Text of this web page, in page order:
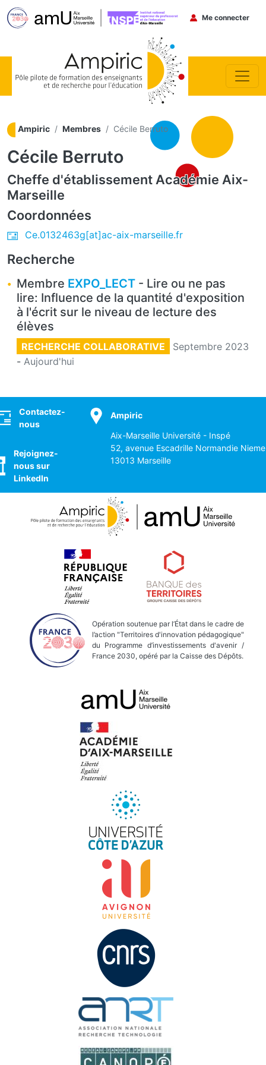
Menu du
Me connecter
Ampiric Membres Cécile Berruto
Cécile Berruto
Cheffe d'établissement Académie Aix-
Marseille
Coordonnées
Ce.0132463g[at]ac-aix-marseille.fr
Recherche
Membre EXPO_LECT - Lire ou ne pas
lire: Influence de la quantité d'exposition
à l'écrit sur le niveau de lecture des
élèves
RECHERCHE COLLABORATIVE
Septembre 2023
- Aujourd'hui
Contactez-
nous
Rejoignez-
nous sur
LinkedIn
Ampiric
Aix-Marseille Université - Inspé
52, avenue Escadrille Normandie
13013 Marseille
Opération soutenue par l’État dans le cadre de
l’action "Territoires d'innovation pédagogique"
du Programme d’investissements d'avenir /
France 2030, opéré par la Caisse des Dépôts.